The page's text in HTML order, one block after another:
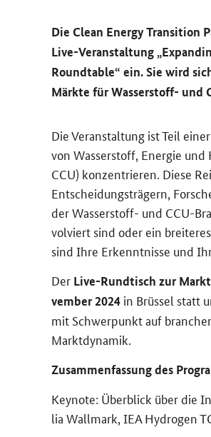
Die Clean Energy Transition
Live-​Veranstaltung „
Roundtable“ ein. Sie wird
Märk­te für Wasserstoff-​ und
Die Ver­an­stal­tung ist Teil
von Was­ser­stoff, En­er­gie
CCU) kon­zen­trie­ren. Diese
Ent­schei­dungs­trä­gern,
der Wasserstoff-​ und CCU-​
vol­viert sind oder ein
sind Ihre Er­kennt­nis­se und
Der Live-​Rundtisch zur
vem­ber 2024 in Brüs­sel statt
mit Schwer­punkt auf
Markt­dy­na­mik.
Zu­sam­men­fas­sung des
Keynote: Über­blick über die
lia Wall­mark, IEAHydrogen